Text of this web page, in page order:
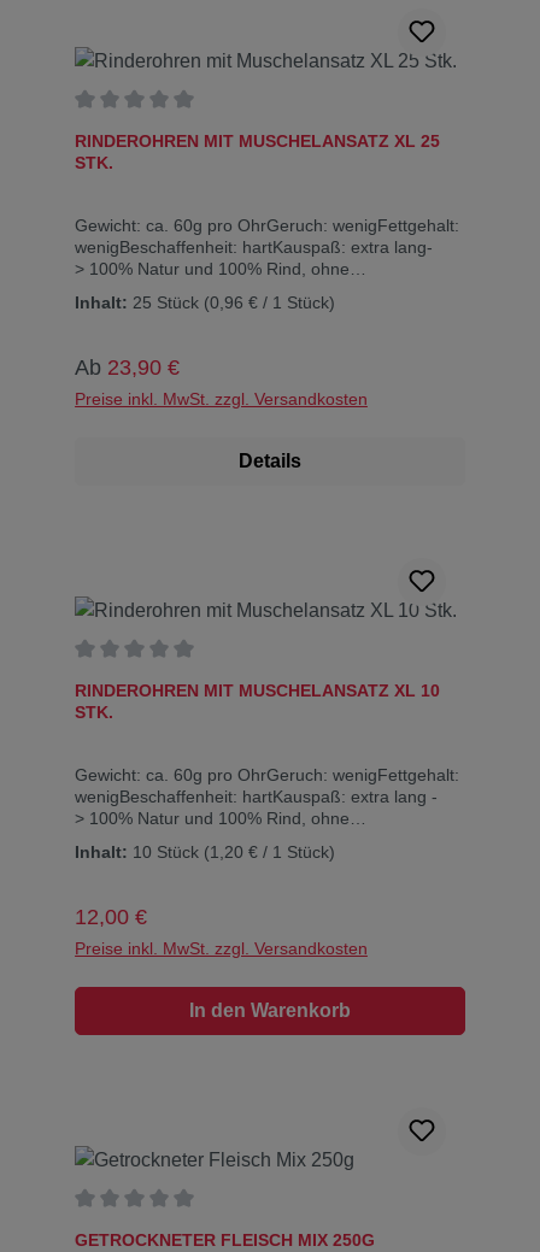
RINDEROHREN MIT MUSCHELANSATZ XL 25
STK.
Gewicht: ca. 60g pro OhrGeruch: wenigFettgehalt:
wenigBeschaffenheit: hartKauspaß: extra lang-
> 100% Natur und 100% Rind, ohne
Geschmacksverstärker!Inhaltsstoffe: Rohprotein
7%, Feuchtigkeit 12%Diese Knabberohren sind
reine Naturprodukte. Bitte beachten Sie: Dies sind
Naturkauartikel und KEINE maschinell hergestellte
außerhalb der angegebenen Angaben liegen. Für
Inhalt: 25 Stück (0,96 € / 1 Stück)
Regulärer Preis:
Ab 23,90 €
Preise inkl. MwSt. zzgl. Versandkosten
Details
RINDEROHREN MIT MUSCHELANSATZ XL 10
STK.
Gewicht: ca. 60g pro OhrGeruch: wenigFettgehalt:
wenigBeschaffenheit: hartKauspaß: extra lang -
> 100% Natur und 100% Rind, ohne
Geschmacksverstärker!Inhaltsstoffe: Rohprotein
7%, Feuchtigkeit 12%Diese Knabberohren sind
reine Naturprodukte. Bitte beachten Sie: Dies sind
Naturkauartikel und KEINE maschinell hergestellte
Gewicht sich sehr unterscheiden, teilweise auch
außerhalb der angegebenen Angaben liegen. Für
die einzelnen Produktunterschiede können wir
Inhalt: 10 Stück (1,20 € / 1 Stück)
Regulärer Preis:
12,00 €
Preise inkl. MwSt. zzgl. Versandkosten
In den Warenkorb
GETROCKNETER FLEISCH MIX 250G